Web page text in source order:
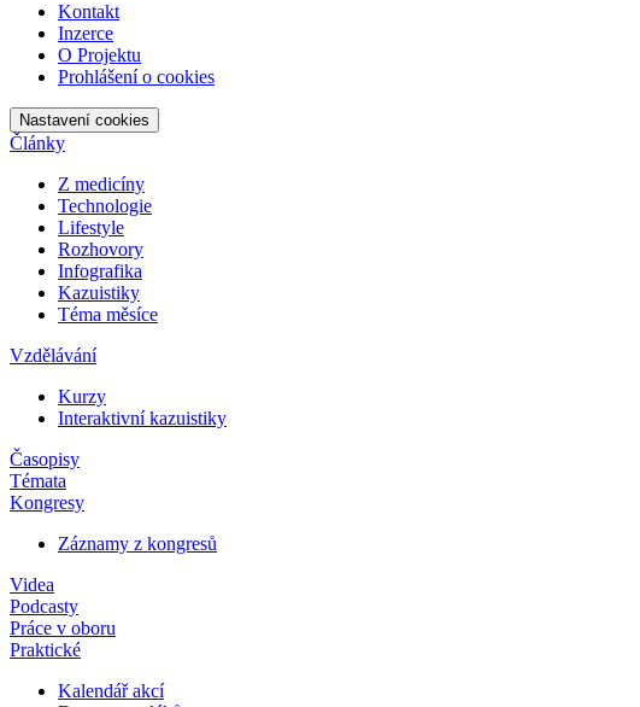
Kontakt
Inzerce
O Projektu
Prohlášení o cookies
Nastavení cookies
Články
Z medicíny
Technologie
Lifestyle
Rozhovory
Infografika
Kazuistiky
Téma měsíce
Vzdělávání
Kurzy
Interaktivní kazuistiky
Časopisy
Témata
Kongresy
Záznamy z kongresů
Videa
Podcasty
Práce v oboru
Praktické
Kalendář akcí